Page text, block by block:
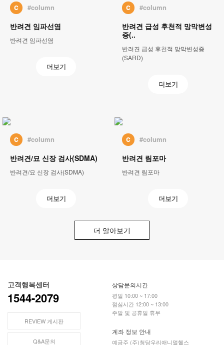
c #column
반려견 임파선염
반려견 임파선염
더보기
c #column
반려견 급성 후천적 망막변성
증(..
반려견 급성 후천적 망막변성증
(SARD)
더보기
c #column
반려견/묘 신장 검사(SDMA)
반려견/묘 신장 검사(SDMA)
더보기
c #column
반려견 림포마
반려견 림포마
더보기
더 알아보기
고객행복센터
1544-2079
REVIEW 게시판
Q&A문의
상담문의시간
평일 10:00 ~ 17:00
점심시간 12:00 ~ 13:00
주말 및 공휴일 휴무
계좌 정보 안내
예금주 (주)청담우리애니멀헬스